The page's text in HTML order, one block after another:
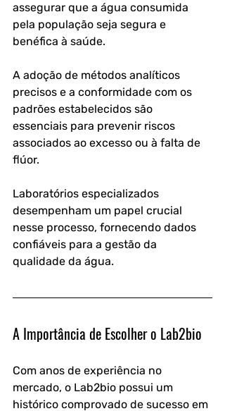
assegurar que a água consumida
pela população seja segura e
benéfica à saúde.
A adoção de métodos analíticos
precisos e a conformidade com os
padrões estabelecidos são
essenciais para prevenir riscos
associados ao excesso ou à falta de
flúor.
Laboratórios especializados
desempenham um papel crucial
nesse processo, fornecendo dados
confiáveis para a gestão da
qualidade da água.
A Importância de Escolher o Lab2bio
Com anos de experiência no
mercado, o Lab2bio possui um
histórico comprovado de sucesso em